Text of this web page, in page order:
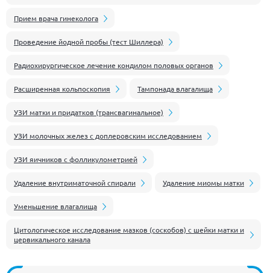
Прием врача гинеколога
Проведение йодной пробы (тест Шиллера)
Радиохирургическое лечение кондилом половых органов
Расширенная кольпоскопия Тампонада влагалища
УЗИ матки и придатков (трансвагинальное)
УЗИ молочных желез с доплеровским исследованием
УЗИ яичников с фолликулометрией
Удаление внутриматочной спирали Удаление миомы матки
Уменьшение влагалища
Цитологическое исследование мазков (соскобов) с шейки матки и
цервикального канала